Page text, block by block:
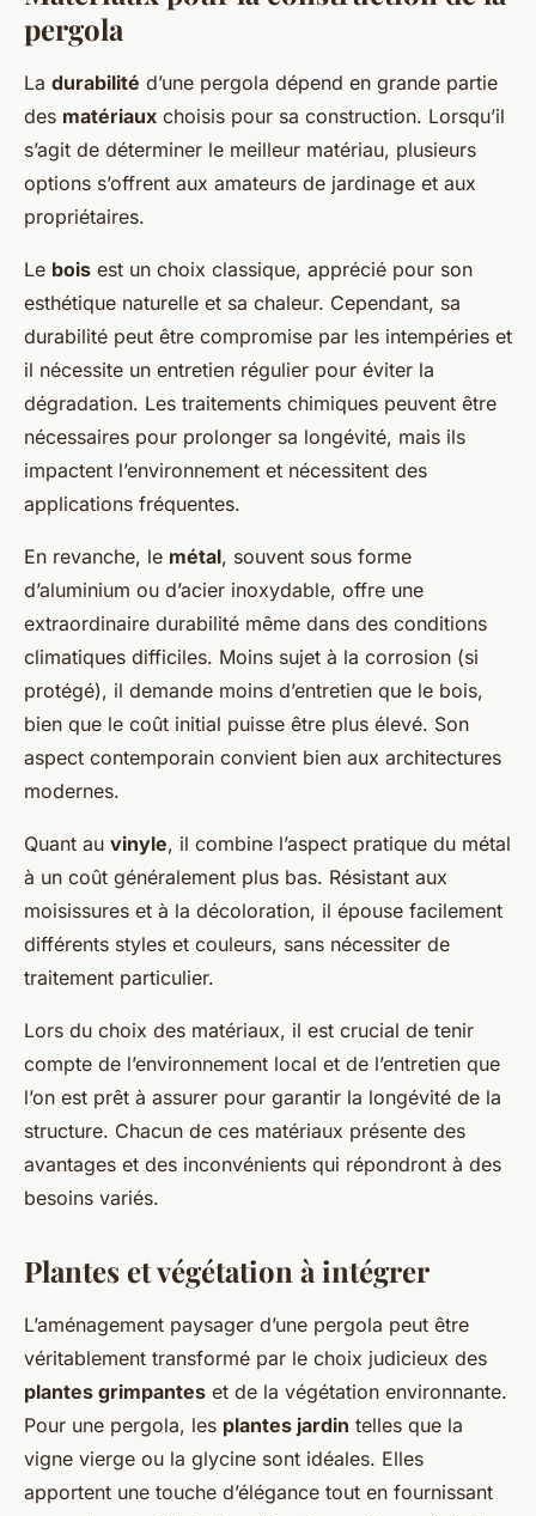
pergola
La durabilité d’une pergola dépend en grande partie
des matériaux choisis pour sa construction. Lorsqu’il
s’agit de déterminer le meilleur matériau, plusieurs
options s’offrent aux amateurs de jardinage et aux
propriétaires.
Le bois est un choix classique, apprécié pour son
esthétique naturelle et sa chaleur. Cependant, sa
durabilité peut être compromise par les intempéries et
il nécessite un entretien régulier pour éviter la
dégradation. Les traitements chimiques peuvent être
nécessaires pour prolonger sa longévité, mais ils
impactent l’environnement et nécessitent des
applications fréquentes.
En revanche, le métal, souvent sous forme
d’aluminium ou d’acier inoxydable, offre une
extraordinaire durabilité même dans des conditions
climatiques difficiles. Moins sujet à la corrosion (si
protégé), il demande moins d’entretien que le bois,
bien que le coût initial puisse être plus élevé. Son
aspect contemporain convient bien aux architectures
modernes.
Quant au vinyle, il combine l’aspect pratique du métal
à un coût généralement plus bas. Résistant aux
moisissures et à la décoloration, il épouse facilement
différents styles et couleurs, sans nécessiter de
traitement particulier.
Lors du choix des matériaux, il est crucial de tenir
compte de l’environnement local et de l’entretien que
l’on est prêt à assurer pour garantir la longévité de la
structure. Chacun de ces matériaux présente des
avantages et des inconvénients qui répondront à des
besoins variés.
Plantes et végétation à intégrer
L’aménagement paysager d’une pergola peut être
véritablement transformé par le choix judicieux des
plantes grimpantes et de la végétation environnante.
Pour une pergola, les plantes jardin telles que la
vigne vierge ou la glycine sont idéales. Elles
apportent une touche d’élégance tout en fournissant